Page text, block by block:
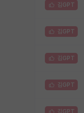
김GPT
김GPT
김GPT
김GPT
김GPT